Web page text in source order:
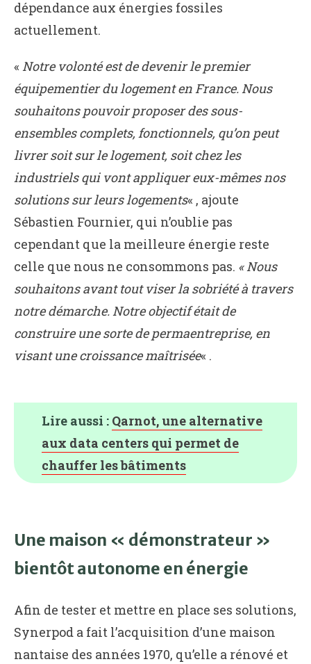
dépendance aux énergies fossiles
actuellement.
« Notre volonté est de devenir le premier
équipementier du logement en France. Nous
souhaitons pouvoir proposer des sous-
ensembles complets, fonctionnels, qu’on peut
livrer soit sur le logement, soit chez les
industriels qui vont appliquer eux-mêmes nos
solutions sur leurs logements« , ajoute
Sébastien Fournier, qui n’oublie pas
cependant que la meilleure énergie reste
celle que nous ne consommons pas. « Nous
souhaitons avant tout viser la sobriété à travers
notre démarche. Notre objectif était de
construire une sorte de permaentreprise, en
visant une croissance maîtrisée« .
Lire aussi : Qarnot, une alternative
aux data centers qui permet de
chauffer les bâtiments
Une maison « démonstrateur »
bientôt autonome en énergie
Afin de tester et mettre en place ses solutions,
Synerpod a fait l’acquisition d’une maison
nantaise des années 1970, qu’elle a rénové et